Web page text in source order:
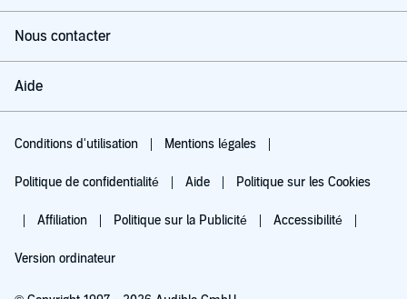
Nous contacter
Aide
Conditions d'utilisation Mentions légales
Politique de confidentialité Aide Politique sur les Cookies
Affiliation Politique sur la Publicité Accessibilité
Version ordinateur